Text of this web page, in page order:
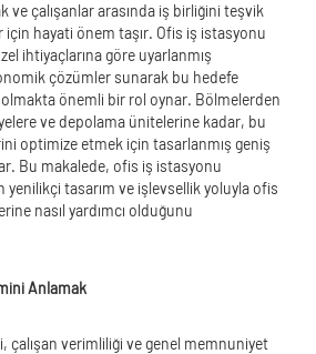
ve çalışanlar arasında iş birliğini teşvik
hayati önem taşır. Ofis iş istasyonu
ihtiyaçlarına göre uyarlanmış
çözümler sunarak bu hedefe
olmakta önemli bir rol oynar. Bölmelerden
ve depolama ünitelerine kadar, bu
optimize etmek için tasarlanmış geniş
Bu makalede, ofis iş istasyonu
tasarım ve işlevsellik yoluyla ofis
nasıl yardımcı olduğunu
Anlamak
çalışan verimliliği ve genel memnuniyet